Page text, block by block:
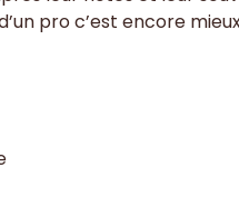
pro c’est encore